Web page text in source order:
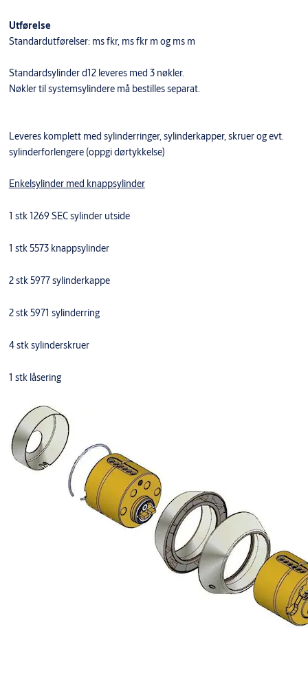
Utførelse
Standardutførelser: ms fkr, ms fkr m og ms m
Standardsylinder d12 leveres med 3 nøkler.
Nøkler til systemsylindere må bestilles separat.
Leveres komplett med sylinderringer, sylinderkapper, skruer og evt.
sylinderforlengere (oppgi dørtykkelse)
Enkelsylinder med knappsylinder
1 stk 1269 SEC sylinder utside
1 stk 5573 knappsylinder
2 stk 5977 sylinderkappe
2 stk 5971 sylinderring
4 stk sylinderskruer
1 stk låsering